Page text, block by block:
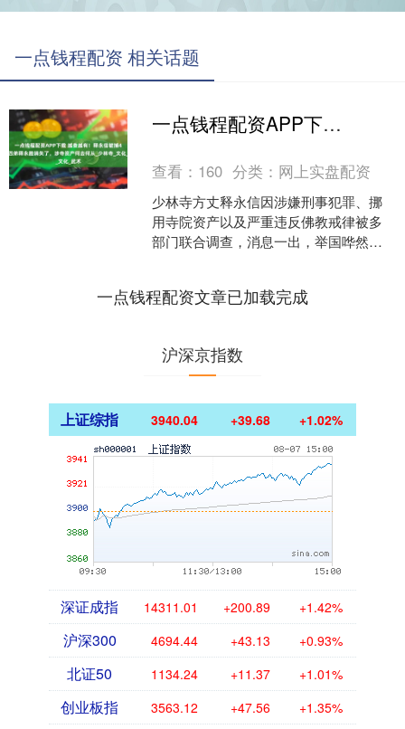
一点钱程配资 相关话题
一点钱程配资APP下载 越查越有！释永信被捕4天，四弟释永胜消失了，涉寺资产何去何从_少林寺_文化_武术
查看： 160 分类： 网上实盘配资
少林寺方丈释永信因涉嫌刑事犯罪、挪
用寺院资产以及严重违反佛教戒律被多
部门联合调查，消息一出，举国哗然。
一点钱程配资文章已加载完成
沪深京指数
上证综指 3940.04 +39.68 +1.02%
深证成指 14311.01 +200.89 +1.42%
沪深300 4694.44 +43.13 +0.93%
北证50 1134.24 +11.37 +1.01%
创业板指 3563.12 +47.56 +1.35%